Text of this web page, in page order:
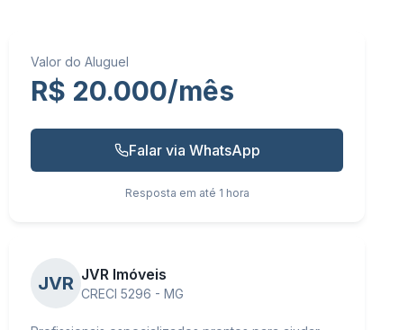
Valor do Aluguel
R$ 20.000/mês
Falar via WhatsApp
Resposta em até 1 hora
JVR JVR Imóveis
CRECI 5296 - MG